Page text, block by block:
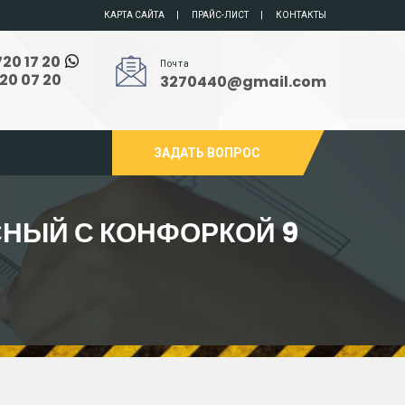
КАРТА САЙТА ПРАЙС-ЛИСТ КОНТАКТЫ
17 20
07 20
Почта
3270440@gmail.com
ЗАДАТЬ ВОПРОС
С КОНФОРКОЙ 9